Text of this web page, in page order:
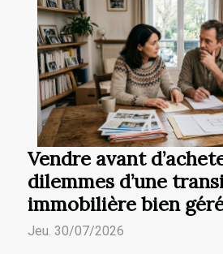
Vendre avant
dilemmes d’une
immobilière bien
Jeu. 30/07/2026